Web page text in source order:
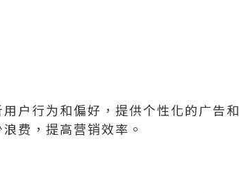
户行为和偏好，提供个性化的广告和
费，提高营销效率。